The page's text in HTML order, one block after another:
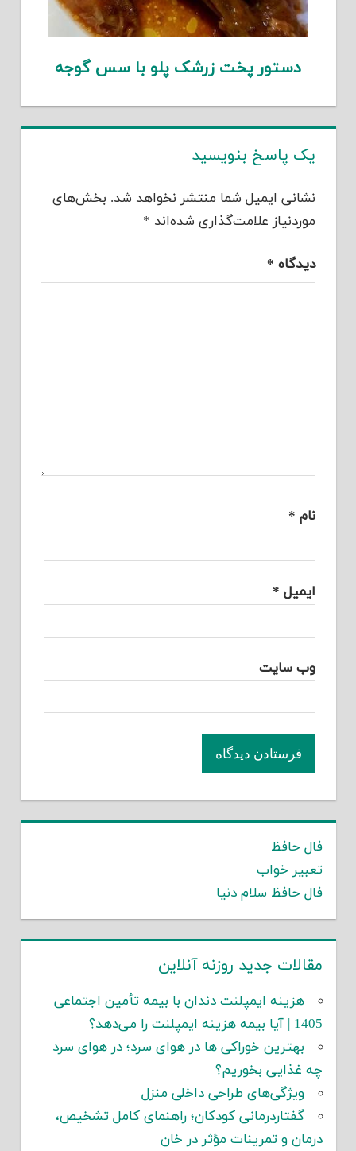
دستور پخت زرشک پلو با سس گوجه
یک پاسخ بنویسید
نشانی ایمیل شما منتشر نخواهد شد. بخش‌های
موردنیاز علامت‌گذاری شده‌اند *
دیدگاه *
نام *
ایمیل *
وب‌ سایت
فال حافظ
تعبیر خواب
فال حافظ سلام دنیا
مقالات جدید روزنه آنلاین
هزینه ایمپلنت دندان با بیمه تأمین اجتماعی
1405 | آیا بیمه هزینه ایمپلنت را می‌دهد؟
بهترین خوراکی ها در هوای سرد؛ در هوای سرد
چه غذایی بخوریم؟
ویژگی‌های طراحی داخلی منزل
گفتاردرمانی کودکان؛ راهنمای کامل تشخیص،
درمان و تمرینات مؤثر در خان